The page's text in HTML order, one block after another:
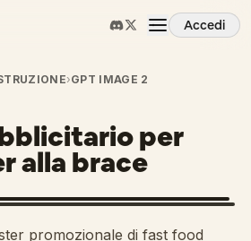
Accedi
›GPT IMAGE 2
per
alla brace
promozionale di fast food